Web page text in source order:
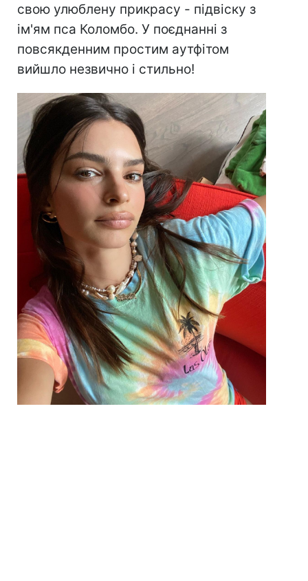
свою улюблену прикрасу - підвіску з
ім'ям пса Коломбо. У поєднанні з
повсякденним простим аутфітом
вийшло незвично і стильно!